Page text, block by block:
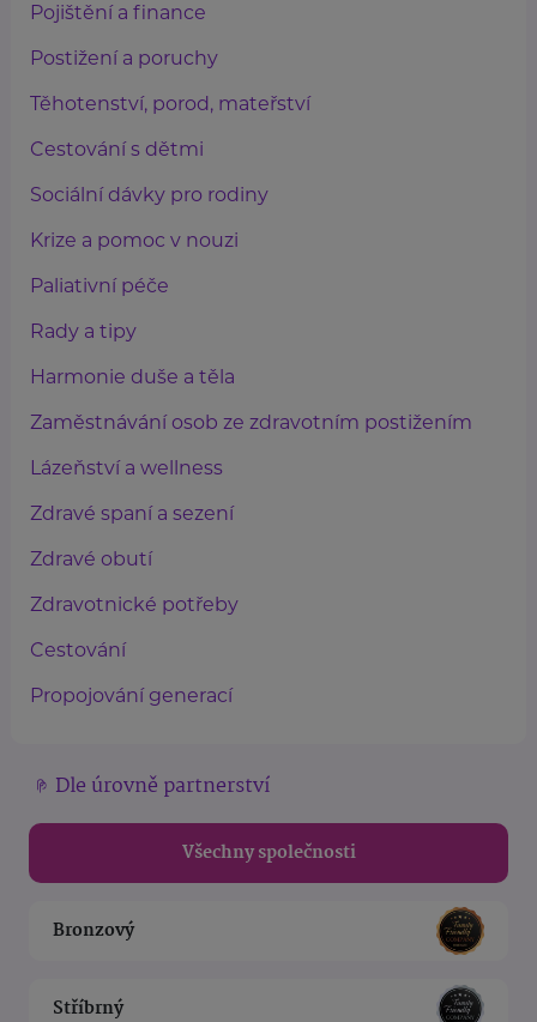
Pojištění a finance
Postižení a poruchy
Těhotenství, porod, mateřství
Cestování s dětmi
Sociální dávky pro rodiny
Krize a pomoc v nouzi
Paliativní péče
Rady a tipy
Harmonie duše a těla
Zaměstnávání osob ze zdravotním postižením
Lázeňství a wellness
Zdravé spaní a sezení
Zdravé obutí
Zdravotnické potřeby
Cestování
Propojování generací
Dle úrovně partnerství
Všechny společnosti
Bronzový
Stříbrný